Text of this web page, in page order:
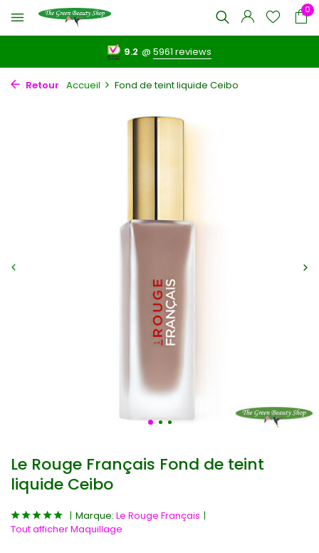
0
9.2 @5961 reviews
Retour Accueil Fond de teint liquide Ceibo
Le Rouge Français Fond de teint
liquide Ceibo
Marque: Le Rouge Français
Tout afficher Maquillage